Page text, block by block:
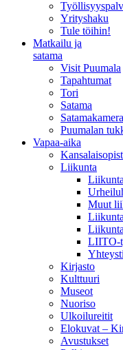
Yrityshaku
Tule töihin!
Matkailu ja
satama
Visit Puumala
Tapahtumat
Tori
Satama
Satamakamera
Puumalan
Vapaa-aika
Liikunta
Muut
LIITO-
Kirjasto
Kulttuuri
Museot
Nuoriso
Ulkoilureitit
Elokuvat –
Avustukset